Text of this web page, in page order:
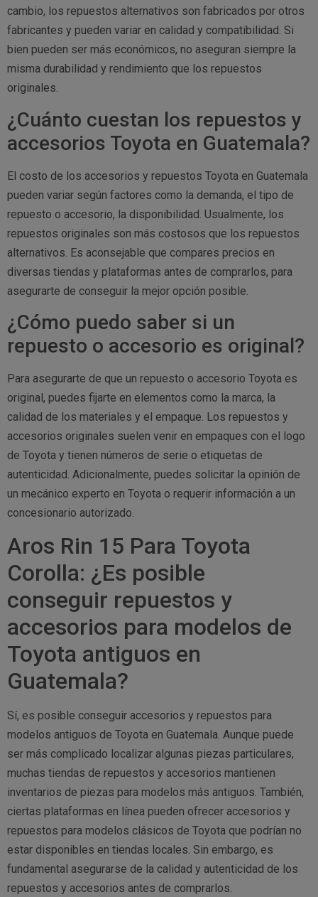
cambio, los repuestos alternativos son fabricados por otros
fabricantes y pueden variar en calidad y compatibilidad. Si
bien pueden ser más económicos, no aseguran siempre la
misma durabilidad y rendimiento que los repuestos
originales.
¿Cuánto cuestan los repuestos y
accesorios Toyota en Guatemala?
El costo de los accesorios y repuestos Toyota en Guatemala
pueden variar según factores como la demanda, el tipo de
repuesto o accesorio, la disponibilidad. Usualmente, los
repuestos originales son más costosos que los repuestos
alternativos. Es aconsejable que compares precios en
diversas tiendas y plataformas antes de comprarlos, para
asegurarte de conseguir la mejor opción posible.
¿Cómo puedo saber si un
repuesto o accesorio es original?
Para asegurarte de que un repuesto o accesorio Toyota es
original, puedes fijarte en elementos como la marca, la
calidad de los materiales y el empaque. Los repuestos y
accesorios originales suelen venir en empaques con el logo
de Toyota y tienen números de serie o etiquetas de
autenticidad. Adicionalmente, puedes solicitar la opinión de
un mecánico experto en Toyota o requerir información a un
concesionario autorizado.
Aros Rin 15 Para Toyota
Corolla: ¿Es posible
conseguir repuestos y
accesorios para modelos de
Toyota antiguos en
Guatemala?
Sí, es posible conseguir accesorios y repuestos para
modelos antiguos de Toyota en Guatemala. Aunque puede
ser más complicado localizar algunas piezas particulares,
muchas tiendas de repuestos y accesorios mantienen
inventarios de piezas para modelos más antiguos. También,
ciertas plataformas en línea pueden ofrecer accesorios y
repuestos para modelos clásicos de Toyota que podrían no
estar disponibles en tiendas locales. Sin embargo, es
fundamental asegurarse de la calidad y autenticidad de los
repuestos y accesorios antes de comprarlos.